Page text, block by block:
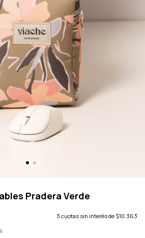
Pradera Verde
3 cuotas sin interés de $10.363